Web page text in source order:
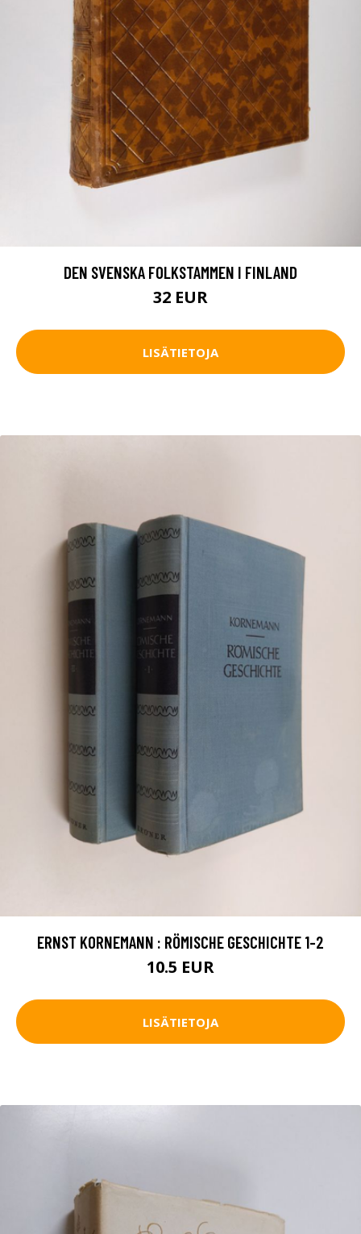
DEN SVENSKA FOLKSTAMMEN I FINLAND
32 EUR
LISÄTIETOJA
ERNST KORNEMANN : RÖMISCHE GESCHICHTE 1-2
10.5 EUR
LISÄTIETOJA